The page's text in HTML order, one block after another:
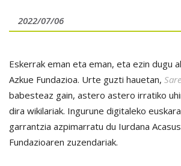
2022/07/06
Eskerrak eman eta eman, eta ezin dugu
Azkue Fundazioa. Urte guzti hauetan,
babesteaz gain, astero astero irratiko
dira wikilariak. Ingurune digitaleko
garrantzia azpimarratu du Iurdana
Fundazioaren zuzendariak.